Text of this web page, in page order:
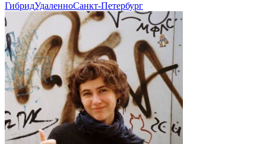
ГибридУдаленноСанкт-Петербург